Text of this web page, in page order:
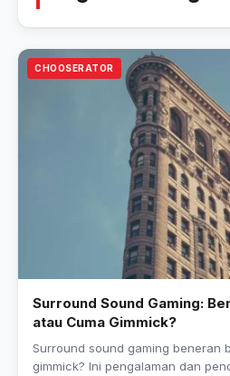
CHOOSERATOR
Surround Sound Gaming:
atau Cuma Gimmick?
Surround sound gaming beneran
gimmick? Ini pengalaman dan